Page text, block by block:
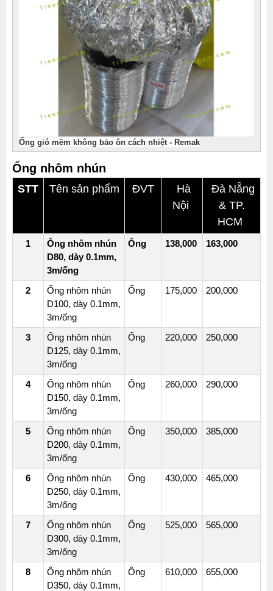
ĐỒNG)
(1
NHÔM
1
HOẶC
2
LỚP
BẠC)
ỐNG
CÓ
BẢO
BÔNG
THỦY
TINH
T24D25
ỐNG
MỀM
BẢO
ÔN
BÔNG
THỦY
TINH
T32D25
​Ống gió mềm không bảo ôn cách nhiệt - Remak
Ống nhôm nhún
STT Tên sản phẩm ĐVT
Hà
Nội
Đà Nẵng
& TP.
HCM
1
Ống nhôm nhún
D80, dày 0.1mm,
3m/ống
Ống 138,000 163,000
2
Ống nhôm nhún
D100, dày 0.1mm,
3m/ống
Ống 175,000 200,000
3
Ống nhôm nhún
D125, dày 0.1mm,
3m/ống
Ống 220,000 250,000
4
Ống nhôm nhún
D150, dày 0.1mm,
3m/ống
Ống 260,000 290,000
5
Ống nhôm nhún
D200, dày 0.1mm,
3m/ống
Ống 350,000 385,000
6
Ống nhôm nhún
D250, dày 0.1mm,
3m/ống
Ống 430,000 465,000
7
Ống nhôm nhún
D300, dày 0.1mm,
3m/ống
Ống 525,000 565,000
8
Ống nhôm nhún
D350, dày 0.1mm,
Ống 610,000 655,000